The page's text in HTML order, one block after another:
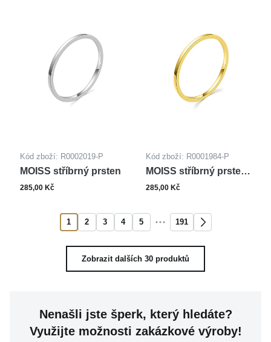
Kód zboží: R0002019-P
MOISS stříbrný prsten
285,00 Kč
Kód zboží: R0001984-P
MOISS stříbrný prsten
GOLD
285,00 Kč
1 2 3 4 5 191
Zobrazit dalších 30 produktů
Nenašli jste šperk, který hledáte?
Využijte možnosti zakázkové výroby!